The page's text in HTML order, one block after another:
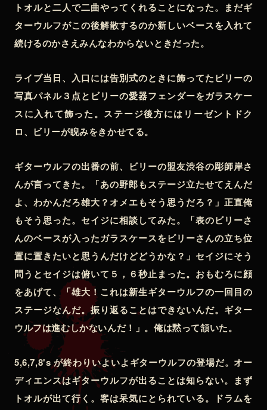
トオルと二人で二曲やってくれることになった。まだギ
ターウルフがこの後解散するのか新しいベースを入れて
続けるのかさえみんなわからないときだった。
ライブ当日、入口には告別式のときに飾ってたビリーの
写真パネル３点とビリーの愛器フェンダーをガラスケー
スに入れて飾った。ステージ後方にはリーゼントドク
ロ、ビリーが睨みをきかせてる。
ギターウルフの出番の前、ビリーの盟友渋谷の彫師岸さ
んが言ってきた。「あの野郎もステージ立たせてえんだ
よ、わかんだろ雄大？オメエもそう思うだろ？」正直俺
もそう思った。セイジに相談してみた。「表のビリーさ
んのベースが入ったガラスケースをビリーさんの立ち位
置に置きたいと思うんだけどどうかな？」セイジにそう
問うとセイジは俯いて５，６秒止まった。おもむろに顔
をあげて、「雄大！これは新生ギターウルフの一回目の
ステージなんだ。振り返ることはできないんだ。ギター
ウルフは進むしかないんだ！」。俺は黙って頷いた。
5,6,7,8's が終わりいよいよギターウルフの登場だ。オー
ディエンスはギターウルフが出ることは知らない。まず
トオルが出て行く。客は呆気にとられている。ドラムを